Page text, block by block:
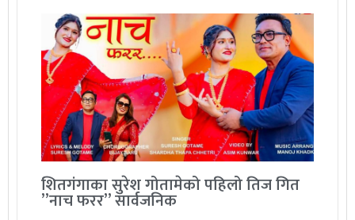
शितगंगाका सुरेश गोतामेको पहिलो तिज गित
”नाच फरर” सार्वजनिक